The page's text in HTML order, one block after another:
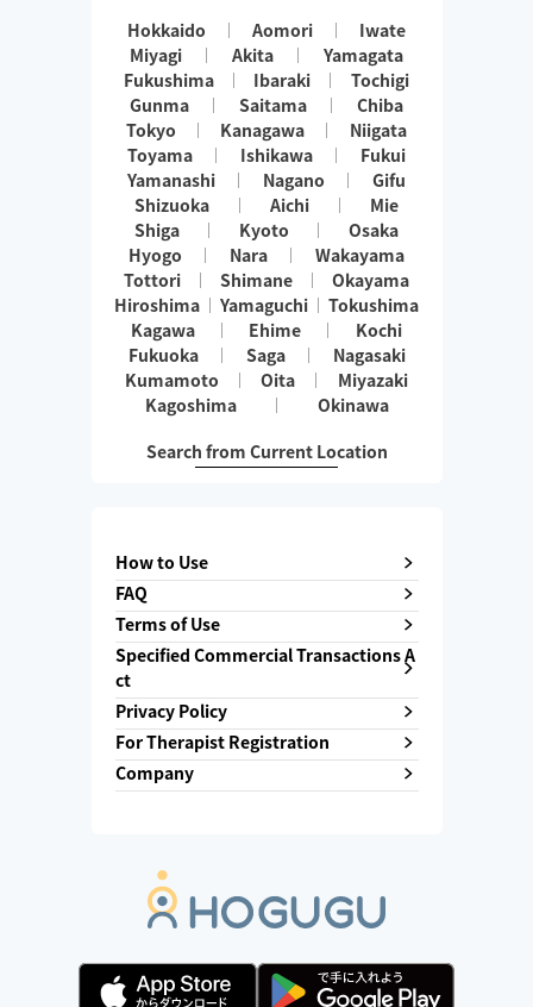
Hokkaido Aomori
Iwate
Miyagi
Akita
Yamagata
Fukushima
Ibaraki
Tochigi
Gunma
Saitama
Chiba
Tokyo
Kanagawa
Niigata
Toyama
Ishikawa
Fukui
Yamanashi
Nagano
Gifu
Shizuoka
Aichi
Mie
Shiga
Kyoto
Osaka
Hyogo
Nara
Wakayama
Tottori
Shimane
Okayama
Hiroshima
Yamaguchi
Tokushima
Kagawa
Ehime
Kochi
Fukuoka
Saga
Nagasaki
Kumamoto
Oita
Miyazaki
Kagoshima
Okinawa
Search from Current Location
How to Use
FAQ
Terms of Use
Specified Commercial Transactions A
ct
Privacy Policy
For Therapist Registration
Company